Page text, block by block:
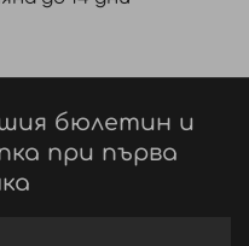
бюлетин и
при първа